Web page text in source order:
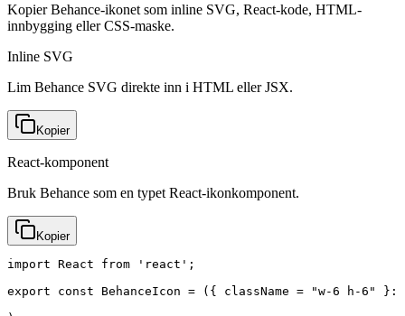
Kopier Behance-ikonet som inline SVG, React-kode, HTML-
innbygging eller CSS-maske.
Inline SVG
Lim Behance SVG direkte inn i HTML eller JSX.
Kopier
React-komponent
Bruk Behance som en typet React-ikonkomponent.
Kopier
import React from 'react';
export const BehanceIcon = ({ className = "w-6 h-6"